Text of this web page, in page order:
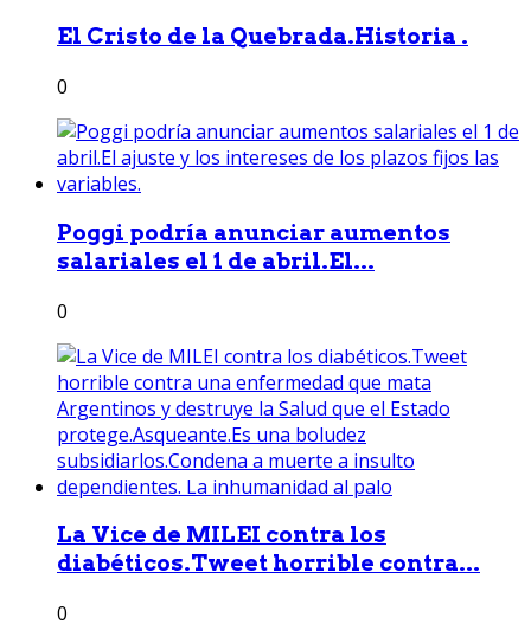
El Cristo de la Quebrada.Historia .
0
Poggi podría anunciar aumentos
salariales el 1 de abril.El...
0
La Vice de MILEI contra los
diabéticos.Tweet horrible contra...
0